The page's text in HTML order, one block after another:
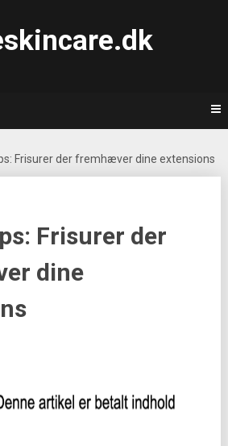
Frisurer der fremhæver dine extensions
Frisurer der
dine